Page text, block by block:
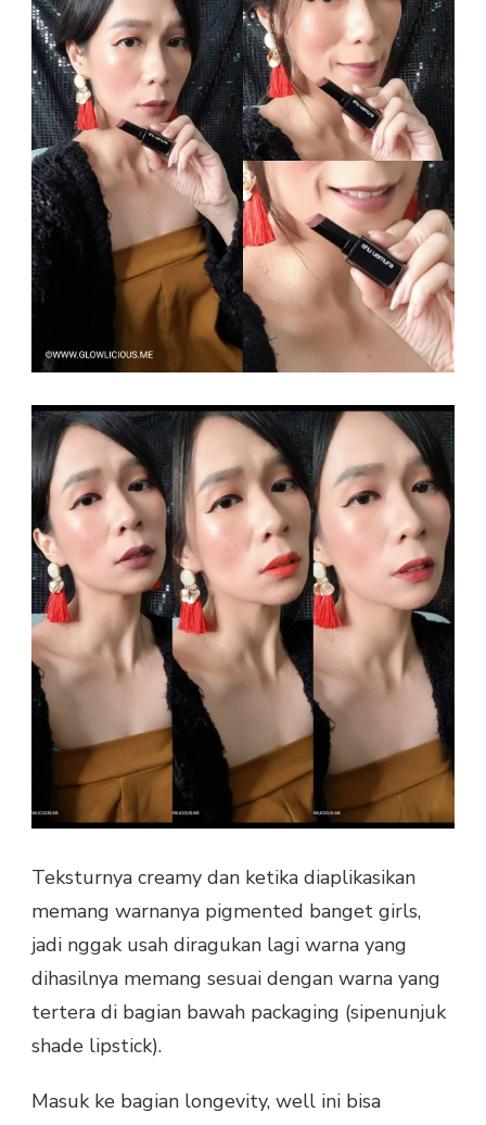
Teksturnya creamy dan ketika diaplikasikan
memang warnanya pigmented banget girls,
jadi nggak usah diragukan lagi warna yang
dihasilnya memang sesuai dengan warna yang
tertera di bagian bawah packaging (sipenunjuk
shade lipstick).
Masuk ke bagian longevity, well ini bisa